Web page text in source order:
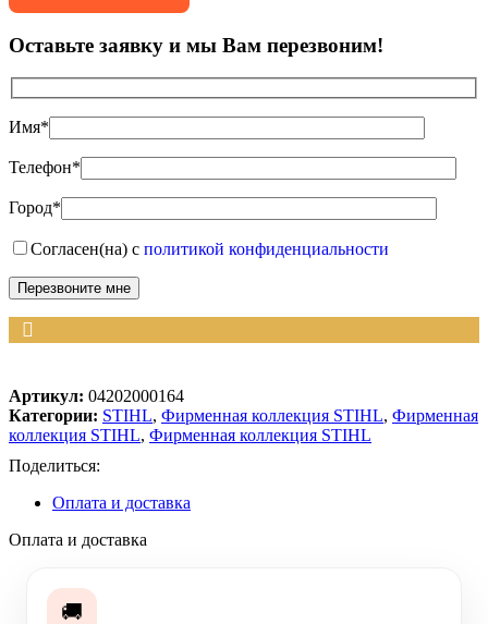
Оставьте заявку и мы Вам перезвоним!
Имя*
Телефон*
Город*
Согласен(на) с политикой конфиденциальности
Артикул: 04202000164
Категории: STIHL, Фирменная коллекция STIHL, Фирменная
коллекция STIHL, Фирменная коллекция STIHL
Поделиться:
Оплата и доставка
Оплата и доставка
🚚